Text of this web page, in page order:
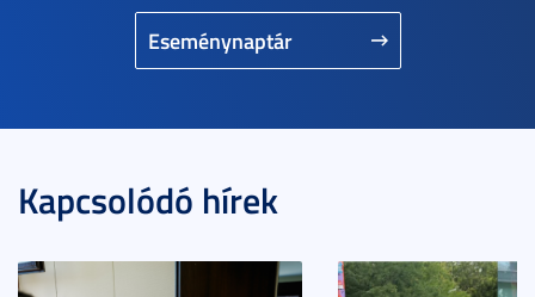
Eseménynaptár
Kapcsolódó hírek